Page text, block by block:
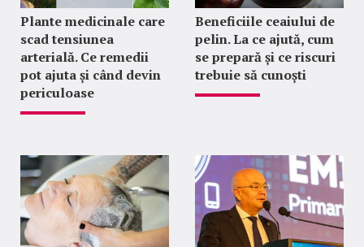
Plante medicinale care
scad tensiunea
arterială. Ce remedii
pot ajuta și când devin
periculoase
Beneficiile ceaiului de
pelin. La ce ajută, cum
se prepară și ce riscuri
trebuie să cunoști